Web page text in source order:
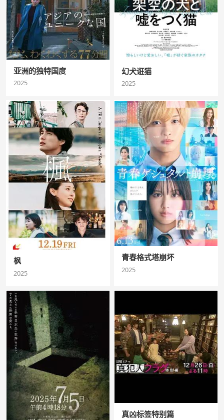
亚洲的独特国度
2025
幻犬诳猫
2025
枫
2025
青春格式塔崩坏
2025
真凶标签特别篇